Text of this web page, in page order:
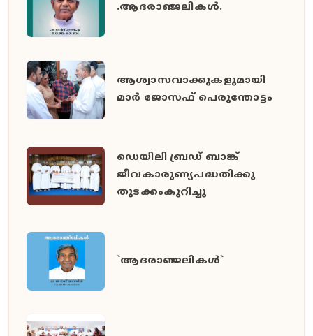
.ആദരാഞ്ജലികൾ.
ആശ്വാസവാക്കുകളുമായി
മാർ ജോസഫ് പെരുന്തോട്ടം
ഡെയിലി ബ്രഡ് ബാങ്ക്
ജീവകാരുണ്യപദ്ധതിക്കു
തുടക്കംകുറിച്ചു
`ആദരാഞ്ജലികൾ`